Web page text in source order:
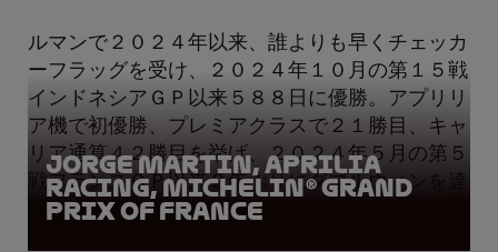
ルマンで２０２４年以来、誰よりも早くチェッカ
ーフラッグを受け、２０２４年１０月の第１５戦
インドネシアＧＰ以来５８８日に優勝。アプリリ
ア機で初優勝、プレミアクラスで２１勝目、キャ
リア通算４２勝目を挙げ、２０２４年５月の第５
戦フランスＧＰ以来２年ぶりにダブルウィンを達
成した。
Jorge Martin, Aprilia
Racing, Michelin® Grand
Prix of France